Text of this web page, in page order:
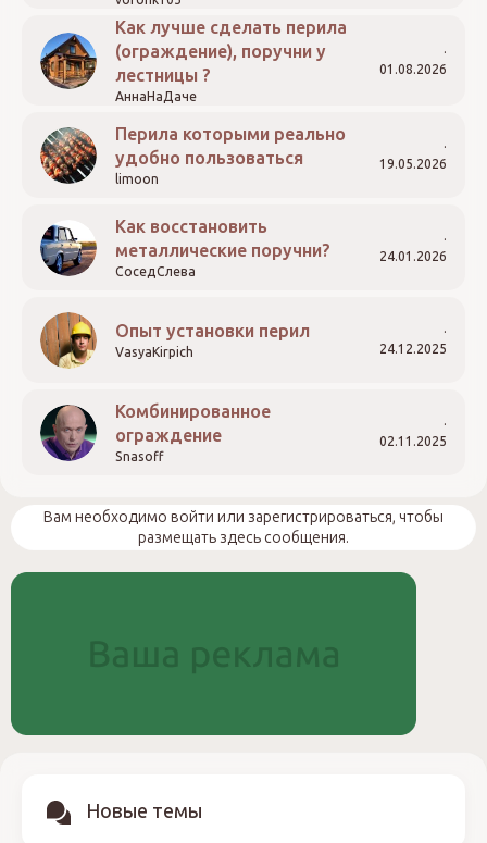
Как лучше сделать перила
(ограждение), поручни у
лестницы ?
АннаНаДаче
01.08.2026
Перила которыми реально
удобно пользоваться
limoon
19.05.2026
Как восстановить
металлические поручни?
СоседСлева
24.01.2026
Опыт установки перил
VasyaKirpich 24.12.2025
Комбинированное
ограждение
Snasoff
02.11.2025
Вам необходимо войти или зарегистрироваться, чтобы
размещать здесь сообщения.
Новые темы